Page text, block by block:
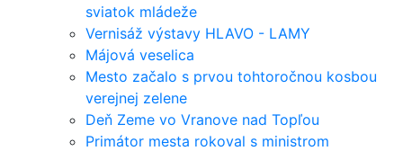
sviatok mládeže
Vernisáž výstavy HLAVO - LAMY
Májová veselica
Mesto začalo s prvou tohtoročnou kosbou
verejnej zelene
Deň Zeme vo Vranove nad Topľou
Primátor mesta rokoval s ministrom